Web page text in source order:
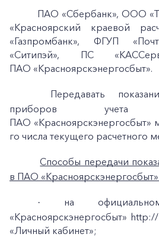
+7-800-700-24-57
Корпоративным
ПАО «Сбербанк», ООО
«Красноярский краевой
«Газпромбанк», ФГУП
«Ситипэй», ПС
ПАО «Красноярскэнергосбыт».
Передавать
приборов
ПАО «Красноярскэнергосбыт»
го числа текущего расчетного
Способы передачи
в ПАО
·
на
«Красноярскэнергосбыт»
«Личный кабинет»;